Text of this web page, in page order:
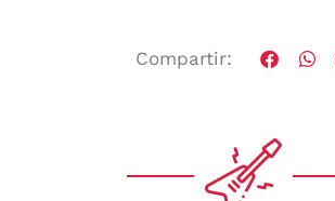
Compartir: